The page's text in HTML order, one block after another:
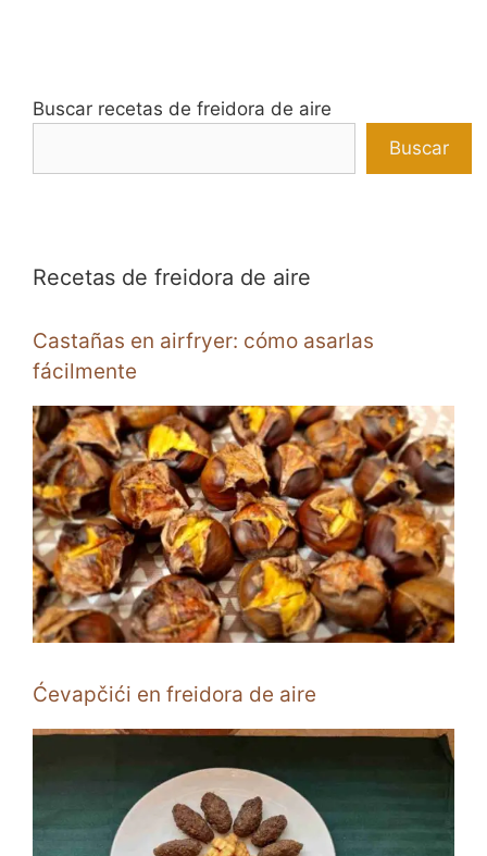
Buscar recetas de freidora de aire
Buscar
Recetas de freidora de aire
Castañas en airfryer: cómo asarlas
fácilmente
Ćevapčići en freidora de aire